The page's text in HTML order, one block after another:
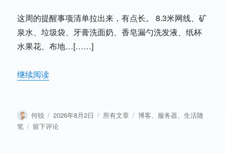
这周的提醒事项清单拉出来，有点长。 8.3米网线、矿
泉水、垃圾袋、牙膏洗面奶、香皂漏勺洗发液、纸杯
水果花、布地…[……]
继续阅读
作
者
何锐
发
布
2026年8月2日
分
所有文章
标
博客、 服务器、生活随
笔
于
留下评论